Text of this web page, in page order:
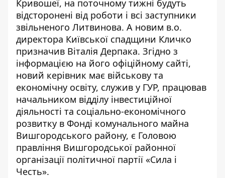
Кривошеї, на поточному тижні будуть
відсторонені від роботи і всі заступники
звільненого Литвинова. А новим в.о.
директора Київської спадщини Кличко
призначив Віталія Дерпака. Згідно з
інформацією на його офіційному сайті,
новий керівник має військову та
економічну освіту, служив у ГУР, працював
начальником відділу інвестиційної
діяльності та соціально-економічного
розвитку в Фонді комунального майна
Вишгородського району, є Головою
правління Вишгородської районної
організації політичної партії «Сила і
Честь».